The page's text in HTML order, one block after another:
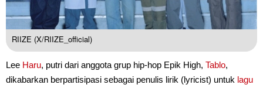
RIIZE (X/RIIZE_official)
Lee Haru, putri dari anggota grup hip-hop Epik High, Tablo,
dikabarkan berpartisipasi sebagai penulis lirik (lyricist) untuk lagu